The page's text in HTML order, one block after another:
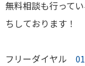
無料相談も行って
ちしております！
フリーダイヤル